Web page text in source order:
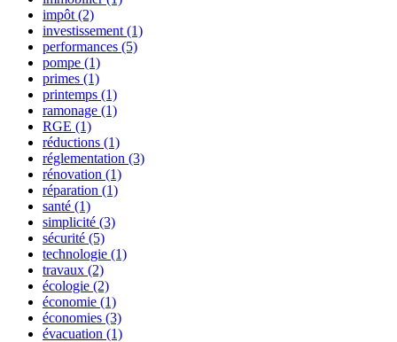
impôt (2)
investissement (1)
performances (5)
pompe (1)
primes (1)
printemps (1)
ramonage (1)
RGE (1)
réductions (1)
réglementation (3)
rénovation (1)
réparation (1)
santé (1)
simplicité (3)
sécurité (5)
technologie (1)
travaux (2)
écologie (2)
économie (1)
économies (3)
évacuation (1)